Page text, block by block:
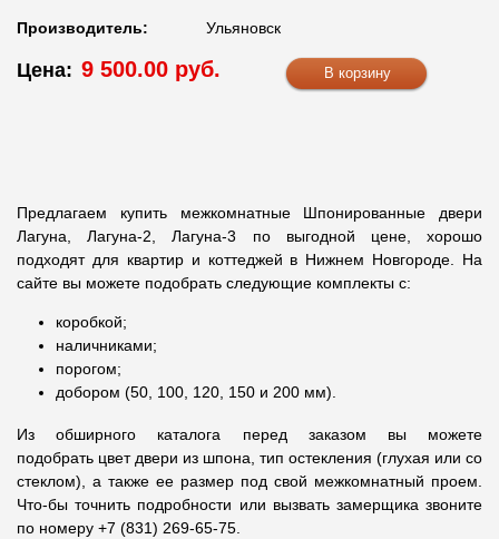
Производитель: Ульяновск
Цена: 9 500.00 руб.
Предлагаем купить межкомнатные Шпонированные двери
Лагуна, Лагуна-2, Лагуна-3 по выгодной цене, хорошо
подходят для квартир и коттеджей в Нижнем Новгороде. На
сайте вы можете подобрать следующие комплекты с:
коробкой;
наличниками;
порогом;
добором (50, 100, 120, 150 и 200 мм).
Из обширного каталога перед заказом вы можете
подобрать цвет двери из шпона, тип остекления (глухая или со
стеклом), а также ее размер под свой межкомнатный проем.
Что-бы точнить подробности или вызвать замерщика звоните
по номеру +7 (831) 269-65-75.